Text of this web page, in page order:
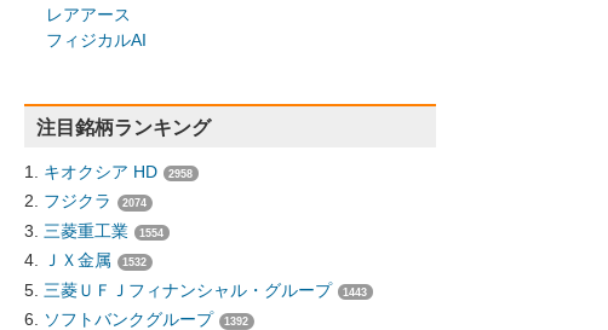
レアアース
フィジカルAI
注目銘柄ランキング
キオクシア HD 2958
フジクラ 2074
三菱重工業 1554
ＪＸ金属 1532
三菱ＵＦＪフィナンシャル・グループ 1443
ソフトバンクグループ 1392